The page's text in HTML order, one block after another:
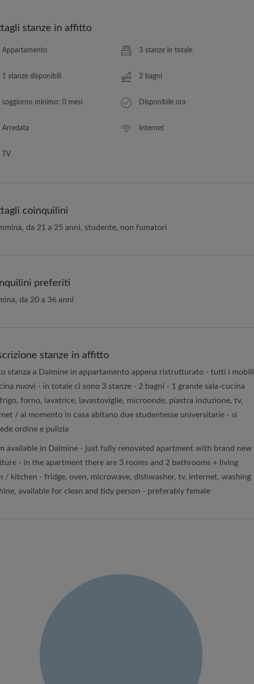
stanze in affitto
Appartamento 3 stanze in totale
1 stanze disponibili 2 bagni
soggiorno minimo: 0 mesi Disponibile ora
Arredata Internet
TV
coinquilini
da 21 a 25 anni, studente, non fumatori
preferiti
da 20 a 36 anni
stanze in affitto
stanza a Dalmine in appartamento appena ristrutturato - tutti i mobili
nuovi - in totale ci sono 3 stanze - 2 bagni - 1 grande sala-cucina
forno, lavatrice, lavastoviglie, microonde, piastra induzione, tv,
/ al momento in casa abitano due studentesse universitarie - si
ordine e pulizia
available in Dalmine - just fully renovated apartment with brand new
- in the apartment there are 3 rooms and 2 bathrooms + living
/ kitchen - fridge, oven, microwave, dishwasher, tv, internet, washing
available for clean and tidy person - preferably female